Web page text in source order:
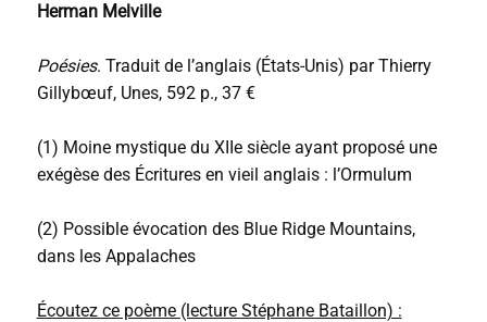
Herman Melville
Poésies. Traduit de l’anglais (États-Unis) par Thierry
Gillybœuf, Unes, 592 p., 37 €
(1) Moine mystique du XIIe siècle ayant proposé une
exégèse des Écritures en vieil anglais : l’Ormulum
(2) Possible évocation des Blue Ridge Mountains,
dans les Appalaches
Écoutez ce poème (lecture Stéphane Bataillon) :